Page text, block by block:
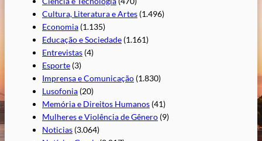
Cultura, Literatura e Artes (1.496)
Economia (1.135)
Educação e Sociedade (1.161)
Entrevistas (4)
Esporte (3)
Imprensa e Comunicação (1.830)
Lusofonia (20)
Memória e Direitos Humanos (41)
Mulheres e Violência de Gênero (9)
Noticias (3.064)